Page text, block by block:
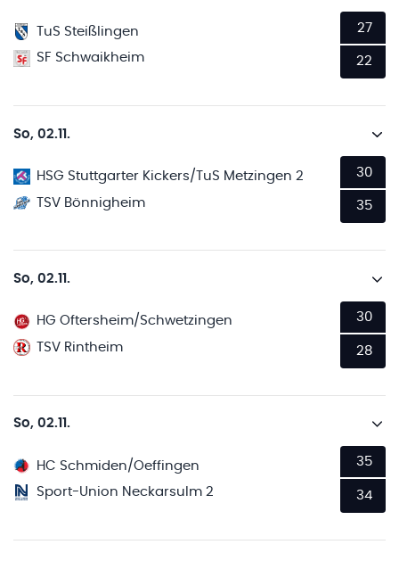
TuS Steißlingen
SF Schwaikheim
27
22
So, 02.11.
HSG Stuttgarter Kickers/TuS Metzingen 2
TSV Bönnigheim
30
35
So, 02.11.
HG Oftersheim/Schwetzingen
TSV Rintheim
30
28
So, 02.11.
HC Schmiden/Oeffingen
Sport-Union Neckarsulm 2
35
34